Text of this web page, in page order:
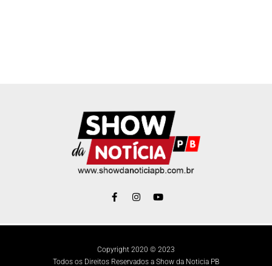
Copyright 2020 © 2023
Todos os Direitos Reservados a Show da Noticia PB